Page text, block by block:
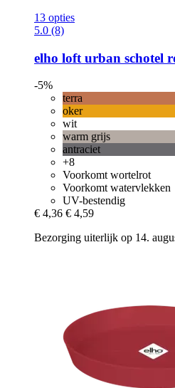
13 opties
5.0 (8)
elho loft urban schotel
-5%
terra
oker
wit
warm grijs
antraciet
+8
Voorkomt wortelrot
Voorkomt watervlekken
UV-bestendig
€ 4,36 € 4,59
Bezorging uiterlijk op 14.